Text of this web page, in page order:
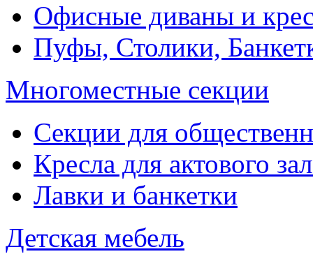
Офисные диваны и
Пуфы, Столики,
Многоместные секции
Секции для
Кресла для актового
Лавки и банкетки
Детская мебель